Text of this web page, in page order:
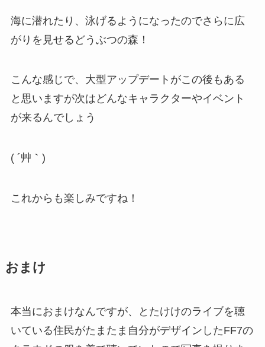
海に潜れたり、泳げるようになったのでさらに広
がりを見せるどうぶつの森！
こんな感じで、大型アップデートがこの後もある
と思いますが次はどんなキャラクターやイベント
が来るんでしょう
( ´艸｀)
これからも楽しみですね！
おまけ
本当におまけなんですが、とたけけのライブを聴
いている住民がたまたま自分がデザインしたFF7の